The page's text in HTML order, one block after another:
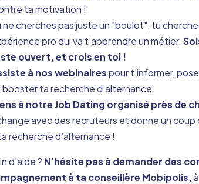
ta motivation !
ne cherches pas juste un "boulot", tu
pro qui va t’apprendre un métier.
ouvert, et crois en toi !
à nos webinairespour t’informer,
ta recherche d’alternance.
à notre Job Dating organisé près de
avec des recruteurs et donne un coup
recherche d’alternance !
d’aide ? N’hésite pas à demander des
à ta conseillère Mobipolis,